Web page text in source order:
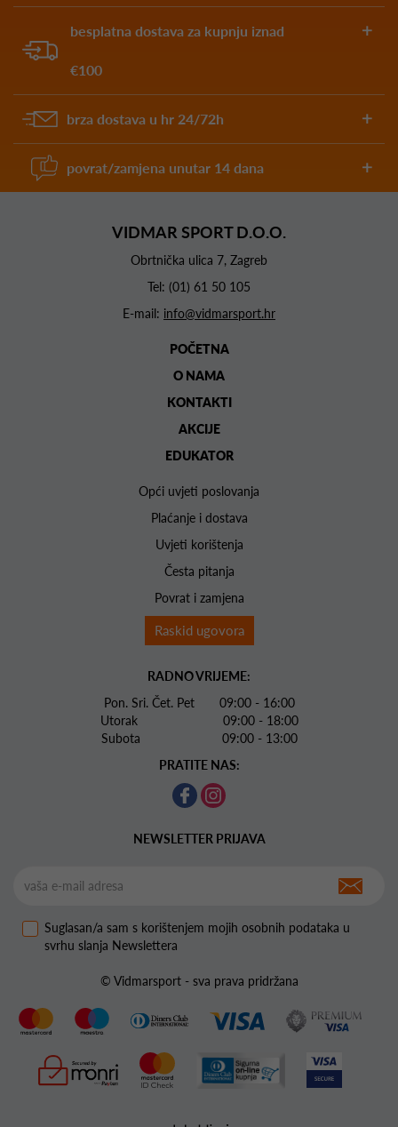
besplatna dostava za kupnju iznad
€100
brza dostava u hr 24/72h
povrat/zamjena unutar 14 dana
VIDMAR SPORT D.O.O.
Obrtnička ulica 7, Zagreb
Tel: (01) 61 50 105
E-mail: info@vidmarsport.hr
POČETNA
O NAMA
KONTAKTI
AKCIJE
EDUKATOR
Opći uvjeti poslovanja
Plaćanje i dostava
Uvjeti korištenja
Česta pitanja
Povrat i zamjena
Raskid ugovora
RADNO VRIJEME:
Pon. Sri. Čet. Pet 09:00 - 16:00
Utorak 09:00 - 18:00
Subota 09:00 - 13:00
PRATITE NAS:
NEWSLETTER PRIJAVA
Suglasan/a sam s korištenjem mojih osobnih podataka u
svrhu slanja Newslettera
© Vidmarsport - sva prava pridržana